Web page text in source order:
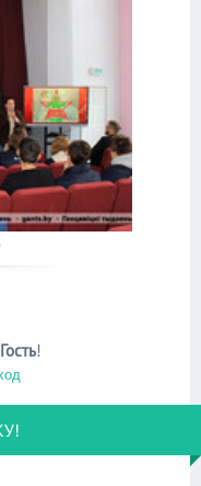
Гость!